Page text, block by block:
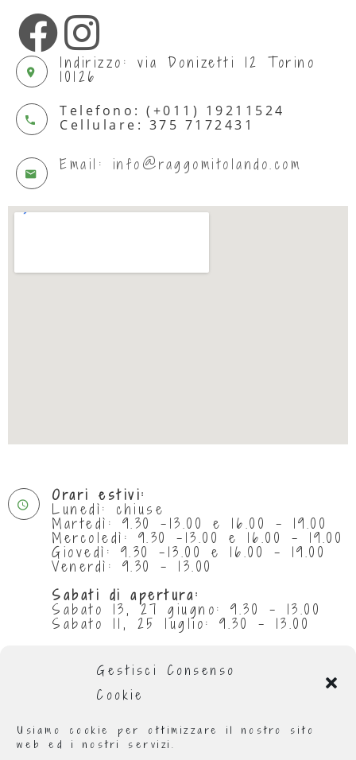
Gestisci Consenso
Cookie
Usiamo cookie per ottimizzare il nostro sito
web ed i nostri servizi.
Indirizzo: via Donizetti 12 Torino
10126
Telefono: (+011) 19211524
Cellulare: 375 7172431
Email: info@raggomitolando.com
Orari estivi:
Lunedì: chiuse
Martedì: 9.30 -13.00 e 16.00 - 19.00
Mercoledì: 9.30 -13.00 e 16.00 - 19.00
Giovedì: 9.30 -13.00 e 16.00 - 19.00
Venerdì: 9.30 - 13.00
Sabati di apertura:
Sabato 13, 27 giugno: 9.30 - 13.00
Sabato 11, 25 luglio: 9.30 - 13.00
da 29 giugno al 5 luglio compresi
da 1 al 31 agosto compresi
Lunedì: 9.00 - 13.00 e 16.00 - 19.00
Martedì: 9.00 - 13.00 e 16.00 - 19.00
Mercoledì: 9.00 - 19.00